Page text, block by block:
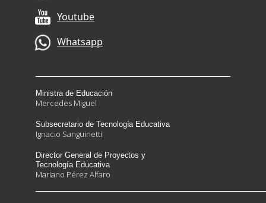
Ministra de Educación
Mercedes Miguel
Subsecretario de Tecnología Educativa
Ignacio Sanguinetti
Director General de Proyectos y
Tecnología Educativa
Mariano Pérez Alfaro